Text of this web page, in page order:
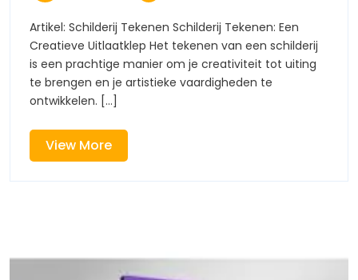
als
Artikel: Schilderij Tekenen Schilderij Tekenen: Een
Creatieve Uitlaatklep Het tekenen van een schilderij
is een prachtige manier om je creativiteit tot uiting
te brengen en je artistieke vaardigheden te
ontwikkelen. [...]
View MoreView
More